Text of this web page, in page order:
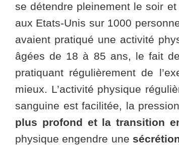
se détendre pleinement le soir
aux Etats-Unis sur 1000
avaient pratiqué une activité
âgées de 18 à 85 ans, le fait
pratiquant régulièrement de
mieux. L’activité physique
sanguine est facilitée, la
plus profond et la transition
physique engendre une